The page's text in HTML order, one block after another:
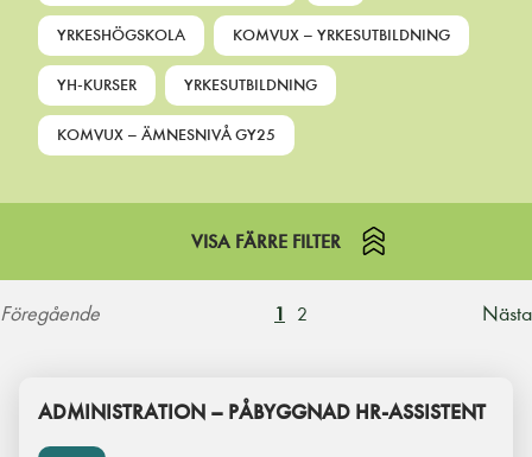
YRKESHÖGSKOLA KOMVUX – YRKESUTBILDNING
YH-KURSER YRKESUTBILDNING
KOMVUX – ÄMNESNIVÅ GY25
VISA FÄRRE FILTER
Föregående 1 2 Nästa
ADMINISTRATION – PÅBYGGNAD HR-ASSISTENT